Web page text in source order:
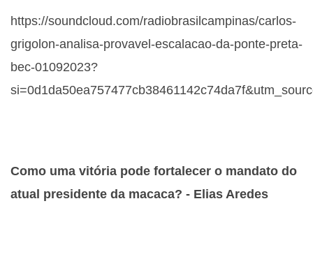
https://soundcloud.com/radiobrasilcampinas/carlos-
grigolon-analisa-provavel-escalacao-da-ponte-preta-
bec-01092023?
Como uma vitória pode fortalecer o mandato do
atual presidente da macaca? - Elias Aredes